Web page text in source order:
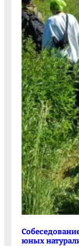
юных